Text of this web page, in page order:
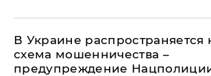
В Украине распространяется
схема мошенничества –
предупреждение